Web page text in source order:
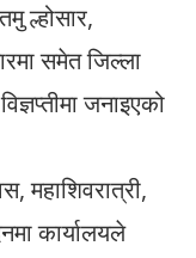
ल्होसार,
समेत जिल्ला
जनाइएको
महाशिवरात्री,
कार्यालयले